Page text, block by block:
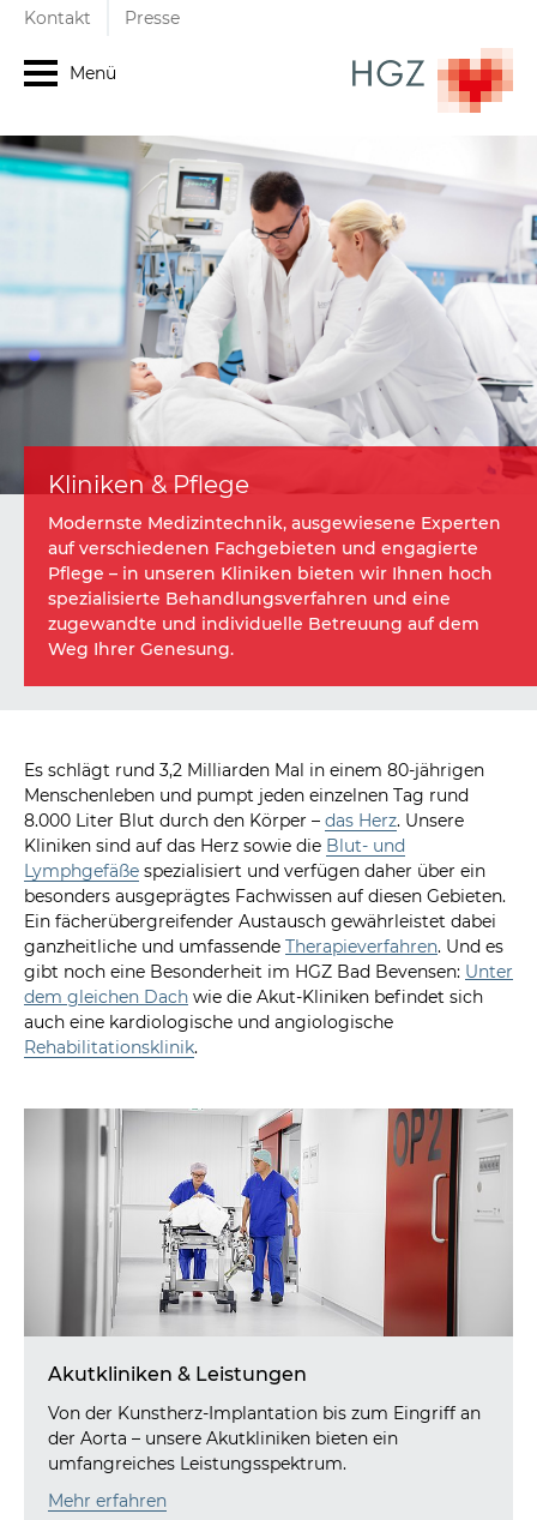
Kontakt Presse
Menü
Kliniken & Pflege
Modernste Medizintechnik, ausgewiesene Experten
auf verschiedenen Fachgebieten und engagierte
Pflege – in unseren Kliniken bieten wir Ihnen hoch
spezialisierte Behandlungsverfahren und eine
zugewandte und individuelle Betreuung auf dem
Weg Ihrer Genesung.
Es schlägt rund 3,2 Milliarden Mal in einem 80-jährigen
Menschenleben und pumpt jeden einzelnen Tag rund
8.000 Liter Blut durch den Körper – das Herz. Unsere
Kliniken sind auf das Herz sowie die Blut- und
Lymphgefäße spezialisiert und verfügen daher über ein
besonders ausgeprägtes Fachwissen auf diesen Gebieten.
Ein fächerübergreifender Austausch gewährleistet dabei
ganzheitliche und umfassende Therapieverfahren. Und es
gibt noch eine Besonderheit im HGZ Bad Bevensen: Unter
dem gleichen Dach wie die Akut-Kliniken befindet sich
auch eine kardiologische und angiologische
Rehabilitationsklinik.
Akutkliniken & Leistungen
Von der Kunstherz-Implantation bis zum Eingriff an
der Aorta – unsere Akutkliniken bieten ein
umfangreiches Leistungsspektrum.
Mehr erfahren